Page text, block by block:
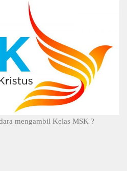
mengambil Kelas MSK ?